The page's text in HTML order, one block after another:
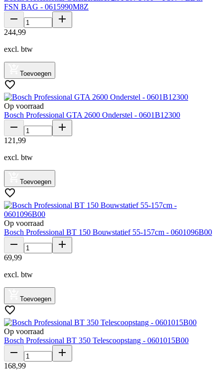
FSN BAG - 0615990M8Z
244,99
excl. btw
Toevoegen
Op voorraad
Bosch Professional GTA 2600 Onderstel - 0601B12300
121 ,99
excl. btw
Toevoegen
Op voorraad
Bosch Professional BT 150 Bouwstatief 55-157cm - 0601096B00
69,99
excl. btw
Toevoegen
Op voorraad
Bosch Professional BT 350 Telescoopstang - 0601015B00
168,99